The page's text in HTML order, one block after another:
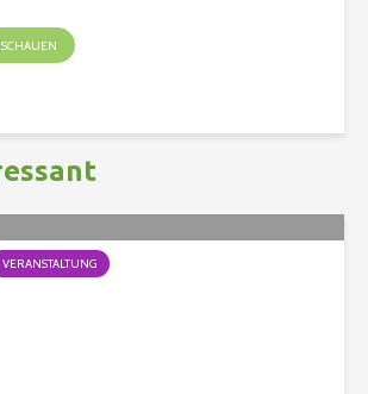
VERANSTALTUNG